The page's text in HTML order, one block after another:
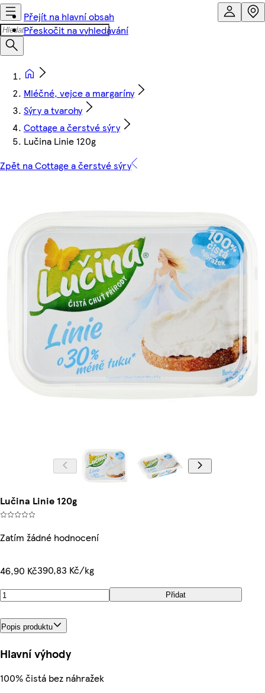
Přejít na hlavní obsah
Přeskočit na vyhledávání
Mléčné, vejce a margaríny
Sýry a tvarohy
Cottage a čerstvé sýry
Lučina Linie 120g
Zpět na Cottage a čerstvé sýry
Lučina Linie 120g
Zatím žádné hodnocení
46,90 Kč390,83 Kč/kg
Přidat
Popis produktu
Hlavní výhody
100% čistá bez náhražek